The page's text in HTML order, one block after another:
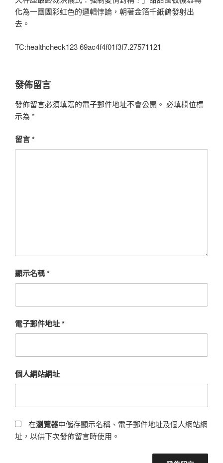
化為一團團彩虹色的邏輯悖論，朝著金箔千紙鶴發射出
去。
TC:healthcheck123 69ac4f4f01f3f7.27571121
發佈留言
發佈留言必須填寫的電子郵件地址不會公開。 必填欄位標
示為 *
留言*
顯示名稱*
電子郵件地址*
個人網站網址
在瀏覽器中儲存顯示名稱、電子郵件地址及個人網站網
址，以供下次發佈留言時使用。